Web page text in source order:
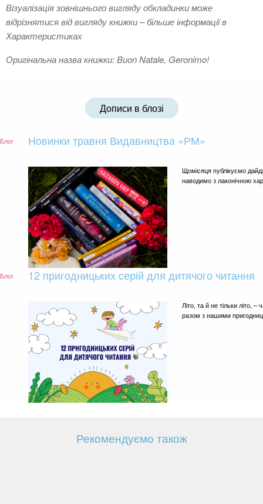
Візуалізація зовнішнього вигляду обкладинки може
відрізнятися від вигляду книжки – більше інформації в
Характеристиках
Оригінальна назва книжки: Buon Natale, Geronimo!
Дописи в блозі
Блог Новинки травня Видавництва «РМ»
Щомісяця публікуємо
наводимо з лаконічною
Блог 12 пригодницьких серій для дитячого читання
Літо, та й не тільки літо,
разом з нашими
Рекомендуємо також